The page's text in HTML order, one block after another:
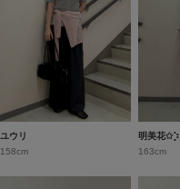
ユウリ
158cm
明美花✩︎⡱
163cm